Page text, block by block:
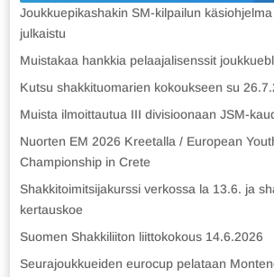
Joukkuepikashakin SM-kilpailun
julkaistu
Muistakaa hankkia pelaajalisenssit
Kutsu shakkituomarien kokoukseen su
Muista ilmoittautua III divisioonaan JSM-
Nuorten EM 2026 Kreetalla / European
Championship in Crete
Shakkitoimitsijakurssi verkossa la 13.6. ja
kertauskoe
Suomen Shakkiliiton liittokokous 14.6.2026
Seurajoukkueiden eurocup pelataan